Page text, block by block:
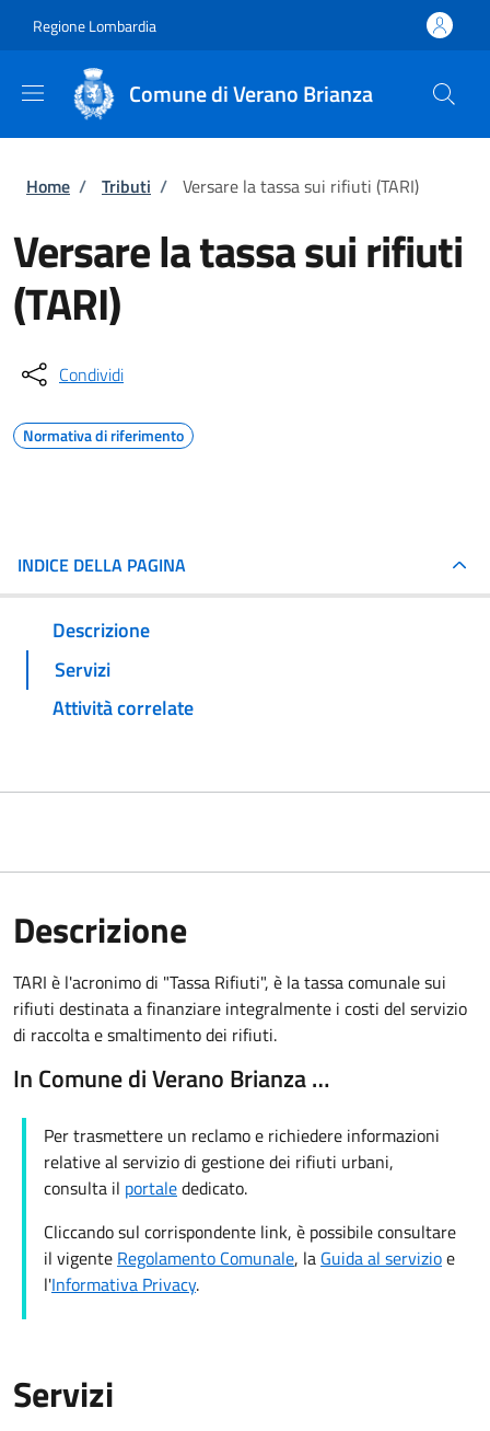
Regione Lombardia
Comune di Verano Brianza
Briciole di pane
Home / Tributi / Versare la tassa sui rifiuti (TARI)
Versare la tassa sui rifiuti
(TARI)
Condividi
Normativa di riferimento
INDICE DELLA PAGINA
Descrizione
Servizi
Attività correlate
Descrizione
TARI è l'acronimo di "Tassa Rifiuti", è la tassa comunale sui
rifiuti destinata a finanziare integralmente i costi del servizio
di raccolta e smaltimento dei rifiuti.
In Comune di Verano Brianza …
Per trasmettere un reclamo e richiedere informazioni
relative al servizio di gestione dei rifiuti urbani,
consulta il portalededicato.
Cliccando sul corrispondente link, è possibile consultare
il vigente Regolamento Comunale, la Guida al servizioe
l'Informativa Privacy.
Servizi